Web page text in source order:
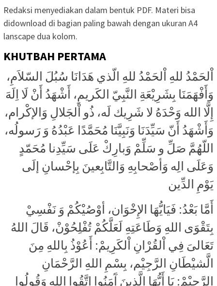
Redaksi menyediakan dalam bentuk PDF. Materi bisa
didownload di bagian paling bawah dengan ukuran A4
lanscape dua kolom.
KHUTBAH PERTAMA
وَأَفْهَمَنَا بِشَرِيْعَةِ النَّبِيّ الكَريمِ، أَشْهَدُ أَنْ لَا اِلَهَ
إِلَّا الله وَحْدَهُ لا شَرِيك لَه، ذُو اْلجَلالِ وَالإكْرام،
وَأَشْهَدُ أَنّ سَيِّدَنَا وَنَبِيَّنَا مُحَمَّدًا عَبْدُهُ وَ رَسولُه،
اللّهُمَّ صَلِّ و سَلِّمْ وَبارِكْ عَلَى سَيِّدِنا مُحَمّدٍ
وَعَلَى الِه وَأصْحابِهِ وَالتَّابِعينَ بِإحْسانِ إلَى
يَوْمِ الدِّين
أَمَّا بَعْدُ: فَيَايُّهَا الإِخْوَان، أوْصُيْكُمْ وَ نَفْسِيْ
بِتَقْوَى اللهِ وَطَاعَتِهِ لَعَلَّكُمْ تُفْلِحُوْنْ، قَالَ اللهُ
تَعَالىَ فِي اْلقُرْانِ اْلكَرِيمْ: أَعُوْذُ بِاللهِ مِنَ
الَّشيْطَانِ الرَّجِيْم، بِسْمِ اللهِ الرَّحْمَانِ
الرَّحِيْمْ: يَا أَيُّهَا الَّذِينَ آَمَنُوا اتَّقُوا الله وَقُولُوا